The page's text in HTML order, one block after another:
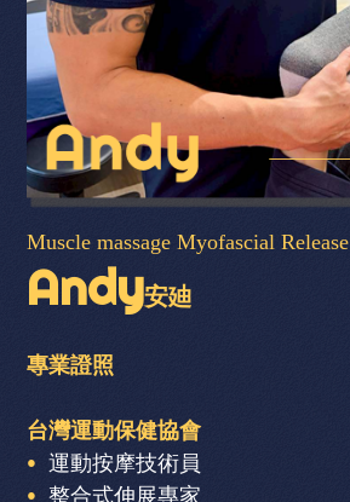
Muscle massage Myofascial Release
Andy安廸
專業證照
台灣運動保健協會
運動按摩技術員
整合式伸展專家